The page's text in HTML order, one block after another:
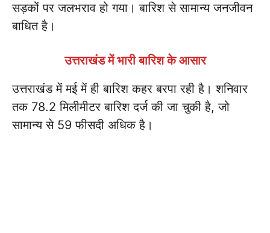
सड़कों पर जलभराव हो गया। बारिश से सामान्य जनजीवन
बाधित है।
उत्तराखंड में भारी बारिश के आसार
उत्तराखंड में मई में ही बारिश कहर बरपा रही है। शनिवार
तक 78.2 मिलीमीटर बारिश दर्ज की जा चुकी है, जो
सामान्य से 59 फीसदी अधिक है।